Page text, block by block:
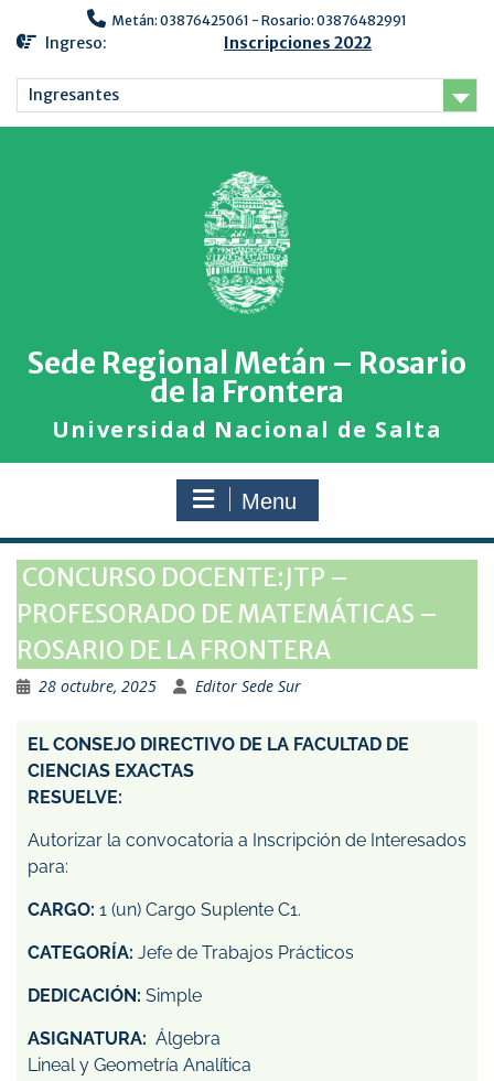
Metán: 03876425061 - Rosario: 03876482991
Ingreso: Inscripciones 2022
Ingresantes
Sede Regional Metán – Rosario
de la Frontera
Universidad Nacional de Salta
Menu
CONCURSO DOCENTE:JTP –
PROFESORADO DE MATEMÁTICAS –
ROSARIO DE LA FRONTERA
28 octubre, 2025 Editor Sede Sur
EL CONSEJO DIRECTIVO DE LA FACULTAD DE
CIENCIAS EXACTAS
RESUELVE:
Autorizar la convocatoria a Inscripción de Interesados
para:
CARGO: 1 (un) Cargo Suplente C1.
CATEGORÍA: Jefe de Trabajos Prácticos
DEDICACIÓN: Simple
ASIGNATURA: Álgebra
Lineal y Geometría Analítica